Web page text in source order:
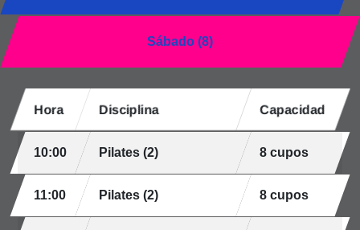
Sábado (8)
Hora Disciplina Capacidad
10:00 Pilates (2) 8 cupos
11:00 Pilates (2) 8 cupos